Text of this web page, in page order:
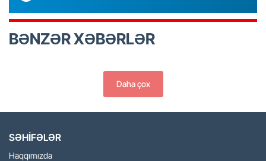
BƏNZƏR XƏBƏRLƏR
Daha çox
SƏHİFƏLƏR
Haqqımızda